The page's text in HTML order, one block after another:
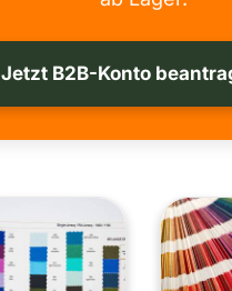
Jetzt B2B-Konto